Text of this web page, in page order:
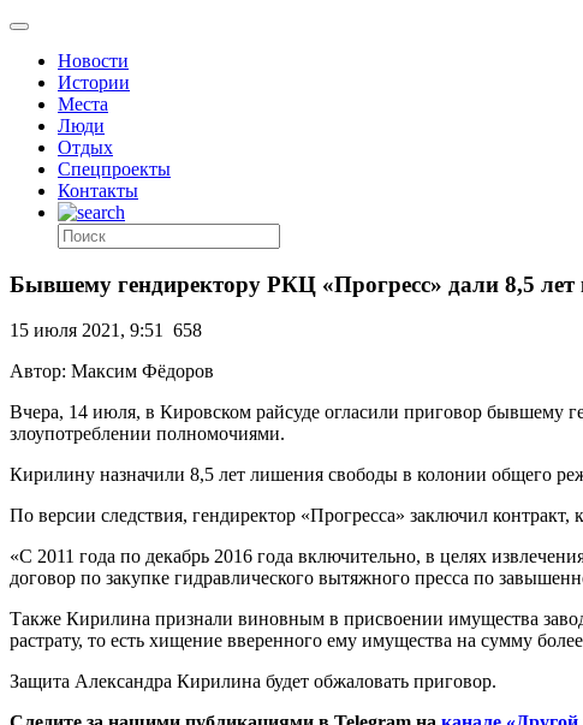
Новости
Истории
Места
Люди
Отдых
Спецпроекты
Контакты
Бывшему гендиректору РКЦ «Прогресс» дали 8,5 лет
15 июля 2021, 9:51 658
Автор: Максим Фёдоров
Вчера, 14 июля, в Кировском райсуде огласили приговор бывшему
злоупотреблении полномочиями.
Кирилину назначили 8,5 лет лишения свободы в колонии общего
По версии следствия, гендиректор «Прогресса» заключил
«С 2011 года по декабрь 2016 года включительно, в целях
договор по закупке гидравлического вытяжного пресса по
Также Кирилина признали виновным в присвоении имущества
растрату, то есть хищение вверенного ему имущества на сумму
Защита Александра Кирилина будет обжаловать ­приговор.